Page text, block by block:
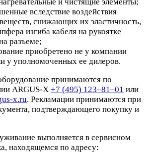
и чистящие элементы;
вследствие воздействия
снижающих их эластичность,
изгиба кабеля на рукоятке
разъеме;
приобретено не у компании
у уполномоченных ее дилеров.
принимаются по
ARGUS-X +7 (495) 123–81–01 или
x.ru. Рекламации принимаются при
подтверждающего покупку и
выполняется в сервисном
находящемся по адресу: